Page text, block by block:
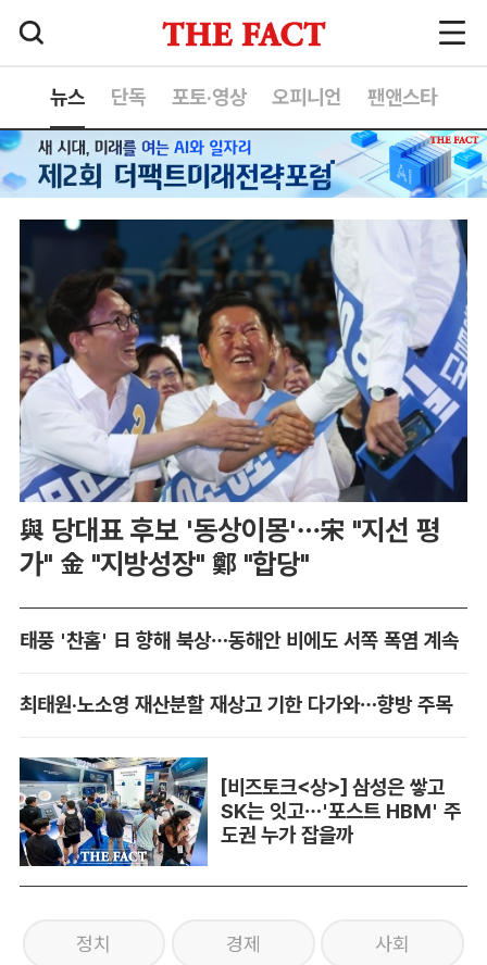
뉴스 단독 포토·영상 오피니언 팬앤스타
與 당대표 후보 '동상이몽'…宋 "지선 평
가" 金 "지방성장" 鄭 "합당"
태풍 '찬홈' 日 향해 북상…동해안 비에도 서쪽 폭염 계속
최태원·노소영 재산분할 재상고 기한 다가와…향방 주목
[비즈토크<상>] 삼성은 쌓고
SK는 잇고…'포스트 HBM' 주
도권 누가 잡을까
정치 경제 사회